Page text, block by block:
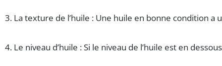
3. La texture de l’huile : Une huile en bonne condition a
4. Le niveau d’huile : Si le niveau de l’huile est en